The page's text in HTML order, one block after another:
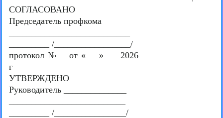
СОГЛАСОВАНО
Председатель профкома
_________ /_________________/
протокол №__ от «___»___ 2026
г
УТВЕРЖДЕНО
Руководитель ______________
_________ /________________/